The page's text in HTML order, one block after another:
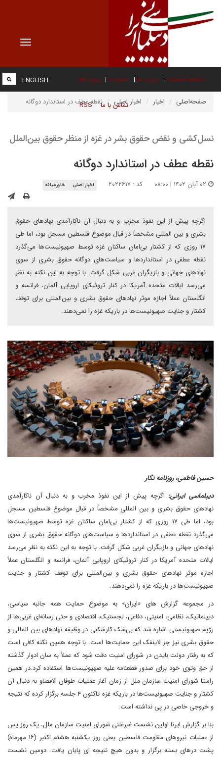
Toggle
صفحه نخست درباره ما عضویت پیوند ها
تماس با ما RSS
ENGLISH
صفحه‌اصلی اخبار اخبار اصلی نقطه عطف در استاندارد دوگانه
نسل‌کشی و نقض حقوق بشر در غزه از منظر حقوق بین‌الملل
نقطه عطف در استاندارد دوگانه
کد : ۲۰۲۲۶۱۷ اخبار اصلی خاورمیانه
اگرچه پیش از این نفوذ مخرب و به دنبال آن ناکارآمدی نهادهای حقوق
بشری و بین المللی مشخصاً در قبال موضوع فلسطین مسجل بود، اما طی
۱۷ روزی که از کشتار بی‌امان ساکنان غزه توسط صهیونیست‌ها می‌گذرد
نقطه عطفی در استانداردها و سیاست‌های دوگانه حقوق بشری از سوی
نهادهای جهانی و بازیگران غربی شکل گرفت. با توجه به این نکته به نظر
می‌رسد ایالات متحده آمریکا در کنار تروئیکای اروپایی آلمان، فرانسه و
انگلستان عملاً اجازه موثر نهادهای حقوق بشری و بین‌المللی برای توقف
کشتار و جنایت صهیونیست‌ها در باریکه غزه را نمی‌دهند.
حسین فاطمی، روزنامه نگار
دیپلماسی ایرانی: اگرچه پیش از این نفوذ مخرب و به دنبال آن ناکارآمدی
نهادهای حقوق بشری و بین المللی مشخصاً در قبال موضوع فلسطین مسجل
بود، اما طی ۱۷ روزی که از کشتار بی‌امان ساکنان غزه توسط صهیونیست‌ها
می‌گذرد نقطه عطفی در استانداردها و سیاست‌های دوگانه حقوق بشری از سوی
نهادهای جهانی و بازیگران غربی شکل گرفت. با توجه به این نکته به نظر می‌رسد
ایالات متحده آمریکا در کنار تروئیکای اروپایی آلمان، فرانسه و انگلستان عملاً
اجازه موثر نهادهای حقوق بشری و بین‌المللی برای توقف کشتار و جنایت
صهیونیست‌ها در باریکه غزه را نمی‌دهند.
در مجموعه گزارش های «ایران» به موضوع حمایت همه جانبه سیاسی،
دیپلماتیک، نظامی، امنیتی، دفاعی، لجستیک، اقتصادی و حتی رسانه‌ای غربی‌ها از
رژیم صهیونیستی اشاره شد که بی‌شک کارشکنی در وظیفه نهادهای بین المللی و
حقوق بشری نیز جز لاینفک این حمایت‌ها است. با توجه همین نکته کافی است
که به رفتار دولت بایدن در شورای امنیت دقت شود که عملاً به سان ادوار گذشته
از حق وتوی خود برای صدور قطعنامه علیه صهیونیست‌ها استفاده کرد.در همین
راستا شورای امنیت سازمان ملل از زمان آغاز عملیات طوفان الاقصاو به دنبال آن
کشتار و جنایت صهیونیست‌ها در باریکه غزه تاکنون ۴ جلسه برگزار کرده که نتیجه
و خروجی خاصی در پی نداشته است.
بنا بر گزارش ایرنا اولین نشست غیرعلنی شورای امنیت سازمان ملل، یک روز پس
از عملیات نیروهای مقاومت فلسطین یعنی روز یکشنبه هشتم اکتبر (۱۶ مهرماه)
پشت درهای بسته برگزار و بدون هیچ نتیجه ای پایان یافت. دومین نشست